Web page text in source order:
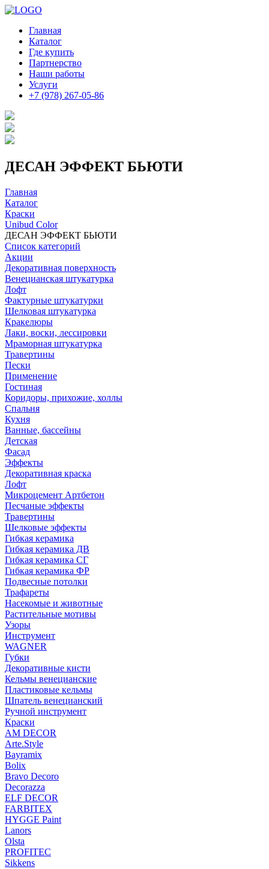
Главная
Каталог
Где купить
Партнерство
Наши работы
Услуги
+7 (978) 267-05-86
ДЕСАН ЭФФЕКТ БЬЮТИ
Главная
Каталог
Краски
Unibud Color
ДЕСАН ЭФФЕКТ БЬЮТИ
Список категорий
Акции
Декоративная поверхность
Венецианская штукатурка
Лофт
Фактурные штукатурки
Шелковая штукатурка
Кракелюры
Лаки, воски, лессировки
Мраморная штукатурка
Травертины
Пески
Применение
Гостиная
Коридоры, прихожие, холлы
Спальня
Кухня
Ванные, бассейны
Детская
Фасад
Эффекты
Декоративная краска
Лофт
Микроцемент Артбетон
Песчаные эффекты
Травертины
Шелковые эффекты
Гибкая керамика
Гибкая керамика ДВ
Гибкая керамика СГ
Гибкая керамика ФР
Подвесные потолки
Трафареты
Насекомые и животные
Растительные мотивы
Узоры
Инструмент
WAGNER
Губки
Декоративные кисти
Кельмы венецианские
Пластиковые кельмы
Шпатель венецианский
Ручной инструмент
Краски
AM DECOR
Arte.Style
Bayramix
Bolix
Bravo Decoro
Decorazza
ELF DECOR
FARBITEX
HYGGE Paint
Lanors
Olsta
PROFITEC
Sikkens